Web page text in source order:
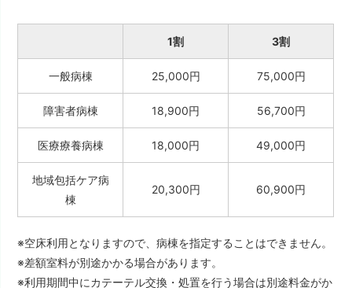
1割 3割
一般病棟 25,000円 75,000円
障害者病棟 18,900円 56,700円
医療療養病棟 18,000円 49,000円
地域包括ケア病
棟
20,300円 60,900円
※空床利用となりますので、病棟を指定することはできません。
※差額室料が別途かかる場合があります。
※利用期間中にカテーテル交換・処置を行う場合は別途料金がか